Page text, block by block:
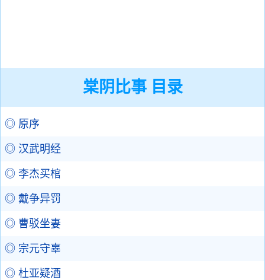
棠阴比事 目录
◎ 原序
◎ 汉武明经
◎ 李杰买棺
◎ 戴争异罚
◎ 曹驳坐妻
◎ 宗元守辜
◎ 杜亚疑酒